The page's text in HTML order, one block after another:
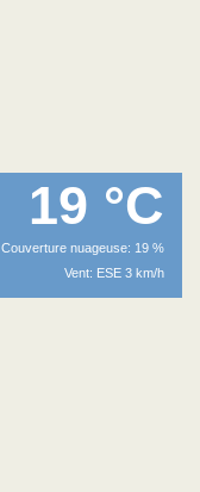
19 °C
Couverture nuageuse: 19 %
Vent: ESE 3 km/h